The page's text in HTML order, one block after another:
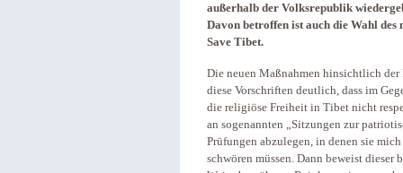
außerhalb der Volksrepublik
Davon betroffen ist auch die Wahl
Save Tibet.
Die neuen Maßnahmen hinsichtlich der
diese Vorschriften deutlich, dass im
die religiöse Freiheit in Tibet nicht
an sogenannten „Sitzungen zur
Prüfungen abzulegen, in denen sie
schwören müssen. Dann beweist dieser